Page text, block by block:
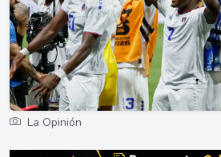
La Opinión